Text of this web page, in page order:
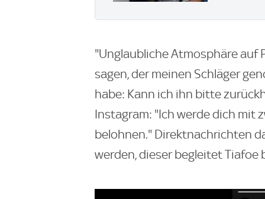
"Unglaubliche Atmosphäre auf
sagen, der meinen Schläger
habe: Kann ich ihn bitte
Instagram: "Ich werde dich mit
belohnen." Direktnachrichten
werden, dieser begleitet Tiafoe